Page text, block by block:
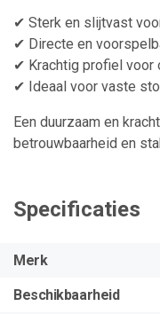
✔ Sterk en slijtvast
✔ Directe en
✔ Krachtig profiel voor
✔ Ideaal voor vaste
Een duurzaam en
betrouwbaarheid en
Specificaties
Merk
Beschikbaarheid